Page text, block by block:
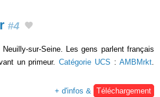
#4
sur-Seine. Les gens parlent français
un primeur.Catégorie UCS :AMBMrkt
+ d'infos &
Téléchargement